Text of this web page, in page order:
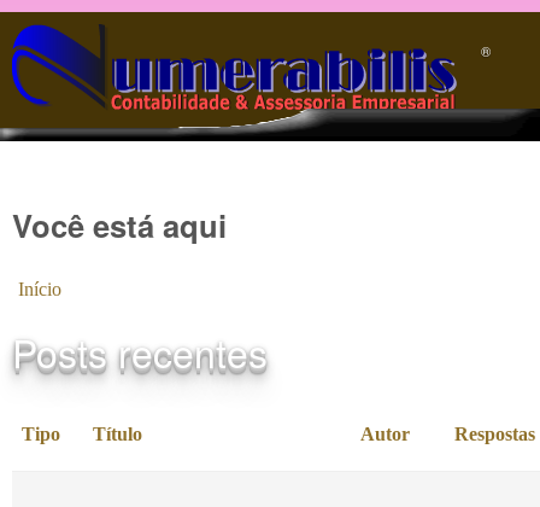
Pular para o conteúdo principal
®️
Você está aqui
Início
Posts recentes
Tipo Título Autor Respostas